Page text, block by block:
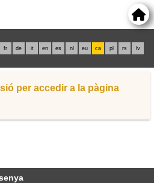
fr de it en es nl eu ca pl rs lv
per accedir a la pàgina